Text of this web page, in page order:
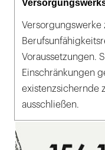
Versorgungswerke
Voraussetzungen.
Einschränkungen
existenzsichernde
ausschließen.